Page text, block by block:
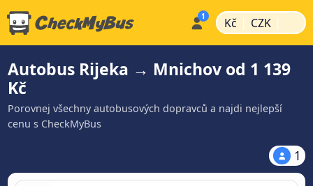
Kč | CZK |
Autobus Rijeka → Mnichov od 1 139
Kč
Porovnej všechny autobusových dopravců a najdi nejlepší
cenu s CheckMyBus
1